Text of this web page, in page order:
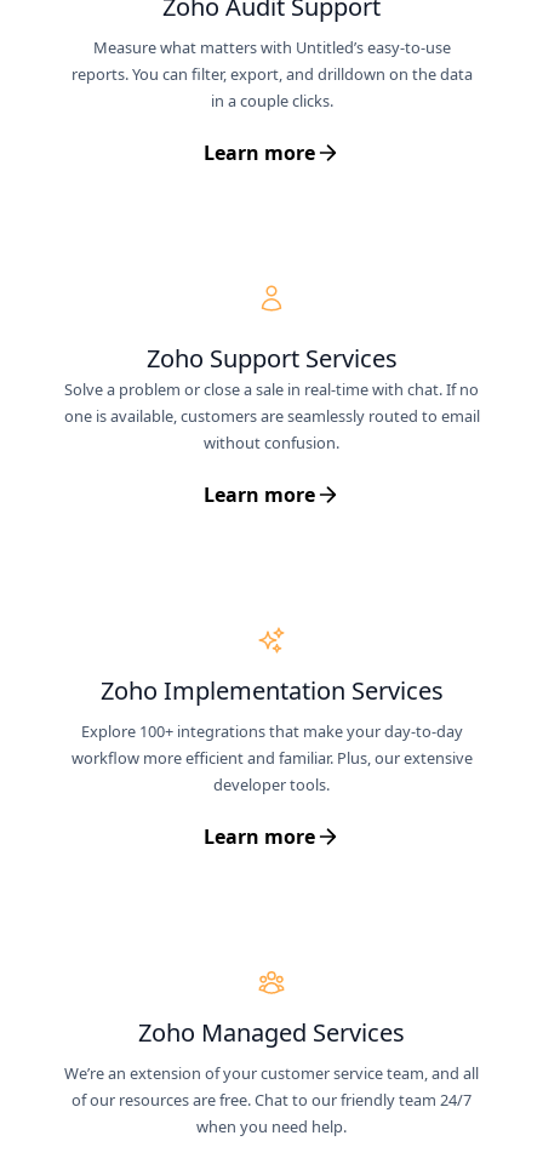
Zoho Audit Support
Measure what matters with Untitled’s easy-to-use
reports. You can filter, export, and drilldown on the data
in a couple clicks.
Learn more
Zoho Support Services
Solve a problem or close a sale in real-time with chat. If no
one is available, customers are seamlessly routed to email
without confusion.
Learn more
Zoho Implementation Services
Explore 100+ integrations that make your day-to-day
workflow more efficient and familiar. Plus, our extensive
developer tools.
Learn more
Zoho Managed Services
We’re an extension of your customer service team, and all
of our resources are free. Chat to our friendly team 24/7
when you need help.